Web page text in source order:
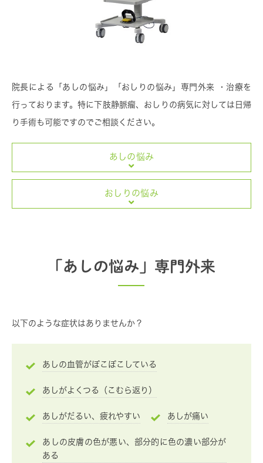
院長による「あしの悩み」「おしりの悩み」専門外来・治療を
行っております。特に下肢静脈瘤、おしりの病気に対しては日帰
り手術も可能ですのでご相談ください。
あしの悩み
おしりの悩み
「あしの悩み」専門外来
以下のような症状はありませんか？
あしの血管がぼこぼこしている
あしがよくつる（こむら返り）
あしがだるい、疲れやすい あしが痛い
あしの皮膚の色が悪い、部分的に色の濃い部分が
ある